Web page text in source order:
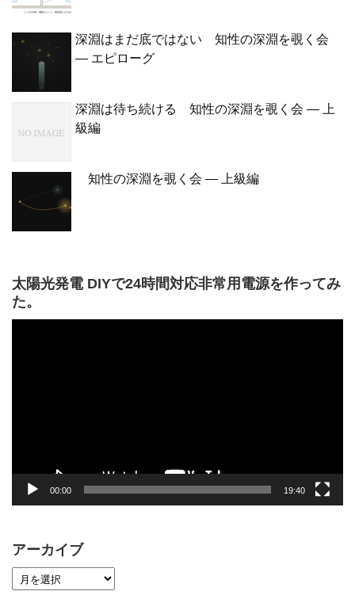
深淵はまだ底ではない 知性の深淵を覗く会
— エピローグ
深淵は待ち続ける 知性の深淵を覗く会 — 上
級編
知性の深淵を覗く会 — 上級編
太陽光発電 DIYで24時間対応非常用電源を作ってみ
た。
00:00 19:40
アーカイブ